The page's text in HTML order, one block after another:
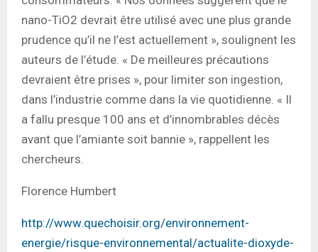
nano-TiO2 devrait être utilisé avec une plus grande
prudence qu’il ne l’est actuellement », soulignent les
auteurs de l’étude. « De meilleures précautions
devraient être prises », pour limiter son ingestion,
dans l’industrie comme dans la vie quotidienne. « Il
a fallu presque 100 ans et d’innombrables décès
avant que l’amiante soit bannie », rappellent les
chercheurs.
Florence Humbert
http://www.quechoisir.org/environnement-
energie/risque-environnemental/actualite-dioxyde-